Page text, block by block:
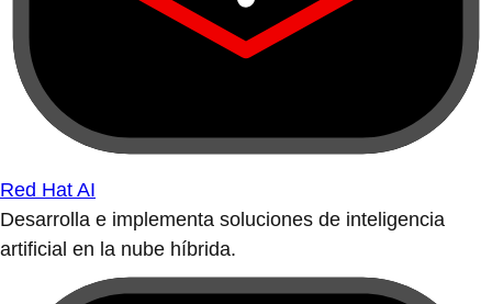
Red Hat AI
Desarrolla e implementa soluciones de inteligencia
artificial en la nube híbrida.